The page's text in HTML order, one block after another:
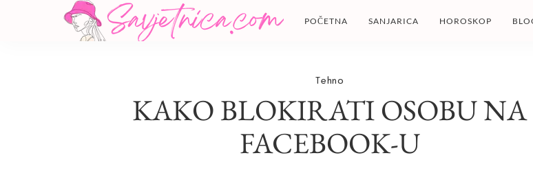
POČETNA SANJARICA HOROSKOP
Tehno
KAKO BLOKIRATI OSOBU NA
FACEBOOK-U